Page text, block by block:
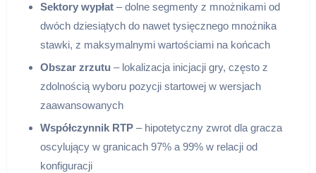
Sektory wypłat– dolne segmenty z mnożnikami od
dwóch dziesiątych do nawet tysięcznego mnożnika
stawki, z maksymalnymi wartościami na końcach
Obszar zrzutu – lokalizacja inicjacji gry, często z
zdolnością wyboru pozycji startowej w wersjach
zaawansowanych
Współczynnik RTP– hipotetyczny zwrot dla gracza
oscylujący w granicach 97% a 99% w relacji od
konfiguracji